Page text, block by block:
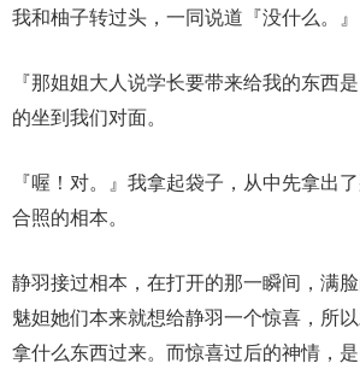
我和柚子转过头，一同说道『没什么。』
『那姐姐大人说学长要带来给我的东西
的坐到我们对面。
『喔！对。』我拿起袋子，从中先拿出
合照的相本。
静羽接过相本，在打开的那一瞬间，满
魅妲她们本来就想给静羽一个惊喜，所
拿什么东西过来。而惊喜过后的神情，